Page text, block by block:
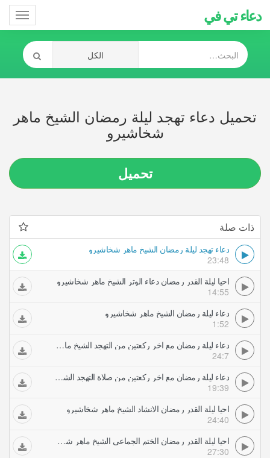
دعاء تي في
تحميل دعاء تهجد ليلة رمضان الشيخ ماهر
شخاشيرو
تحميل
ذات صلة
دعاء تهجد ليلة رمضان الشيخ ماهر شخاشيرو
23:48
احيا ليلة القدر رمضان دعاء الوتر الشيخ ماهر شخاشيرو
14:55
دعاء ليلة رمضان الشيخ ماهر شخاشيرو
1:52
دعاء ليلة رمضان مع اخر ركعتين من التهجد الشيخ ماهر شخاشيرو
24:7
دعاء ليلة رمضان مع اخر ركعتين من صلاة التهجد الشيخ ماهر شخاشيرو
19:39
احيا ليلة القدر رمضان الانشاد الشيخ ماهر شخاشيرو
24:40
احيا ليلة القدر رمضان الختم الجماعي الشيخ ماهر شخاشيرو
27:30